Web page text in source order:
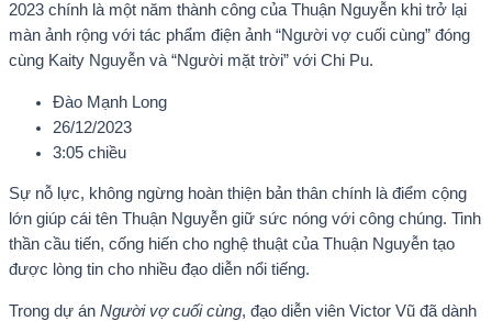
2023 chính là một năm thành công của Thuận Nguyễn khi trở lại
màn ảnh rộng với tác phẩm điện ảnh “Người vợ cuối cùng” đóng
cùng Kaity Nguyễn và “Người mặt trời” với Chi Pu.
Đào Mạnh Long
26/12/2023
3:05 chiều
Sự nỗ lực, không ngừng hoàn thiện bản thân chính là điểm cộng
lớn giúp cái tên Thuận Nguyễn giữ sức nóng với công chúng. Tinh
thần cầu tiến, cống hiến cho nghệ thuật của Thuận Nguyễn tạo
được lòng tin cho nhiều đạo diễn nổi tiếng.
Trong dự án Người vợ cuối cùng, đạo diễn viên Victor Vũ đã dành